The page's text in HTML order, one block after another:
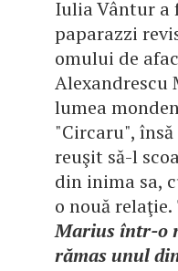
Iulia Vântur a
paparazzi
omului de
Alexandrescu
lumea
"Circaru",
reuşit să-l
din inima sa,
o nouă relaţie.
Marius într-o
rămas unul